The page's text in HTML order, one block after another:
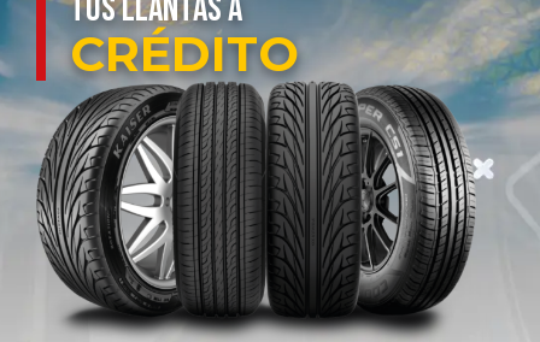
TUS LLANTAS A
CRÉDITO